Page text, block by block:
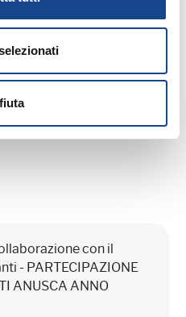
in programma:
con il
- PARTECIPAZIONE
ANUSCA ANNO